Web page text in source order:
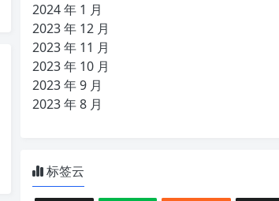
2024 年 1 月
2023 年 12 月
2023 年 11 月
2023 年 10 月
2023 年 9 月
2023 年 8 月
标签云